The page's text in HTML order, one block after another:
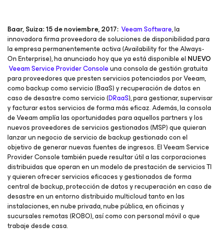
Baar, Suiza: 15 de noviembre, 2017: Veeam Software, la
innovadora firma proveedora de soluciones de disponibilidad para
la empresa permanentemente activa (Availability for the Always-
On Enterprise), ha anunciado hoy que ya está disponible el NUEVO
Veeam Service Provider Consoleuna consola de gestión gratuita
para proveedores que presten servicios potenciados por Veeam,
como backup como servicio (BaaS) y recuperación de datos en
caso de desastre como servicio (DRaaS), para gestionar, supervisar
y facturar estos servicios de forma más eficaz. Además, la consola
de Veeam amplía las oportunidades para aquellos partners y los
nuevos proveedores de servicios gestionados (MSP) que quieran
lanzar un negocio de servicio de backup gestionado con el
objetivo de generar nuevas fuentes de ingresos. El Veeam Service
Provider Console también puede resultar útil a las corporaciones
distribuidas que operan en un modelo de prestación de servicios TI
y quieren ofrecer servicios eficaces y gestionados de forma
central de backup, protección de datos y recuperación en caso de
desastre en un entorno distribuido multicloud tanto en las
instalaciones, en nube privada, nube pública, en oficinas y
sucursales remotas (ROBO), así como con personal móvil o que
trabaje desde casa.